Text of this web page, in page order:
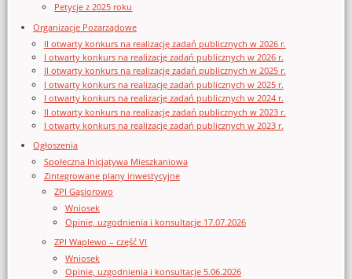
Petycje z 2025 roku
Organizacje Pozarządowe
II otwarty konkurs na realizację zadań publicznych w 2026 r.
I otwarty konkurs na realizację zadań publicznych w 2026 r.
II otwarty konkurs na realizację zadań publicznych w 2025 r.
I otwarty konkurs na realizację zadań publicznych w 2025 r.
I otwarty konkurs na realizację zadań publicznych w 2024 r.
II otwarty konkurs na realizację zadań publicznych w 2023 r.
I otwarty konkurs na realizację zadań publicznych w 2023 r.
Ogłoszenia
Społeczna Inicjatywa Mieszkaniowa
Zintegrowane plany inwestycyjne
ZPI Gąsiorowo
Wniosek
Opinie, uzgodnienia i konsultacje 17.07.2026
ZPI Waplewo – część VI
Wniosek
Opinie, uzgodnienia i konsultacje 5.06.2026